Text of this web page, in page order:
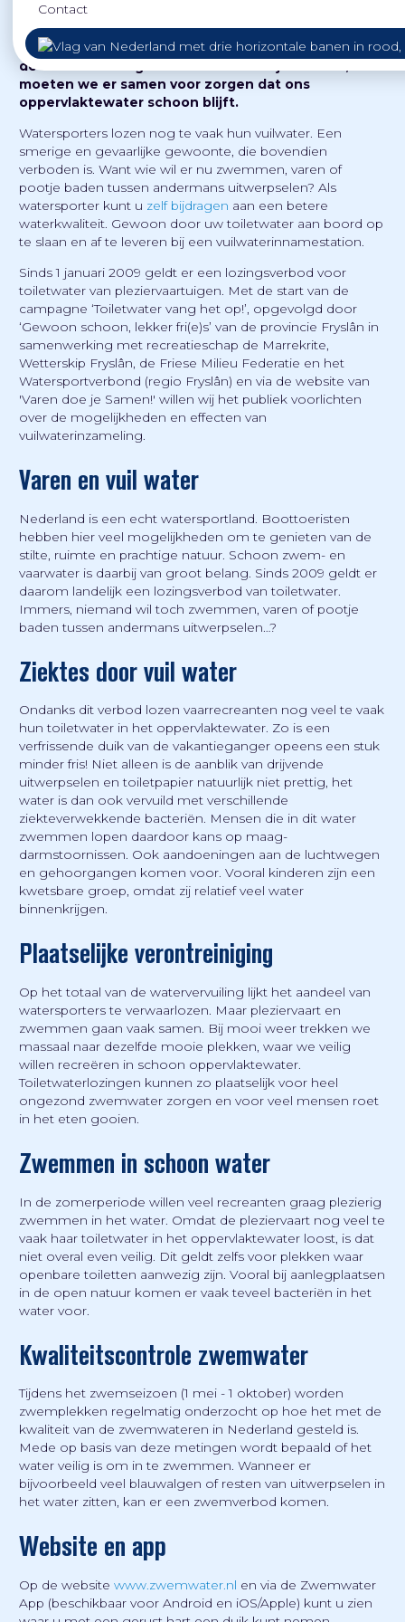
Contact
Wat is fijner dan tijdens het varen of zeilen over de
Nederlandse wateren, een verfrissende duik te
nemen op een warme zomerse dag? Om dit ook in
de toekomst zorgeloos te kunnen blijven doen,
moeten we er samen voor zorgen dat ons
oppervlaktewater schoon blijft.
Watersporters lozen nog te vaak hun vuilwater. Een
smerige en gevaarlijke gewoonte, die bovendien
verboden is. Want wie wil er nu zwemmen, varen of
pootje baden tussen andermans uitwerpselen? Als
watersporter kunt u zelf bijdragen aan een betere
waterkwaliteit. Gewoon door uw toiletwater aan boord op
te slaan en af te leveren bij een vuilwaterinnamestation.
Sinds 1 januari 2009 geldt er een lozingsverbod voor
toiletwater van pleziervaartuigen. Met de start van de
campagne ‘Toiletwater vang het op!’, opgevolgd door
‘Gewoon schoon, lekker fri(e)s’ van de provincie Fryslân in
samenwerking met recreatieschap de Marrekrite,
Wetterskip Fryslân, de Friese Milieu Federatie en het
Watersportverbond (regio Fryslân) en via de website van
'Varen doe je Samen!' willen wij het publiek voorlichten
over de mogelijkheden en effecten van
vuilwaterinzameling.
Varen en vuil water
Nederland is een echt watersportland. Boottoeristen
hebben hier veel mogelijkheden om te genieten van de
stilte, ruimte en prachtige natuur. Schoon zwem- en
vaarwater is daarbij van groot belang. Sinds 2009 geldt er
daarom landelijk een lozingsverbod van toiletwater.
Immers, niemand wil toch zwemmen, varen of pootje
baden tussen andermans uitwerpselen…?
Ziektes door vuil water
Ondanks dit verbod lozen vaarrecreanten nog veel te vaak
hun toiletwater in het oppervlaktewater. Zo is een
verfrissende duik van de vakantieganger opeens een stuk
minder fris! Niet alleen is de aanblik van drijvende
uitwerpselen en toiletpapier natuurlijk niet prettig, het
water is dan ook vervuild met verschillende
ziekteverwekkende bacteriën. Mensen die in dit water
zwemmen lopen daardoor kans op maag-
darmstoornissen. Ook aandoeningen aan de luchtwegen
en gehoorgangen komen voor. Vooral kinderen zijn een
kwetsbare groep, omdat zij relatief veel water
binnenkrijgen.
Plaatselijke verontreiniging
Op het totaal van de watervervuiling lijkt het aandeel van
watersporters te verwaarlozen. Maar pleziervaart en
zwemmen gaan vaak samen. Bij mooi weer trekken we
massaal naar dezelfde mooie plekken, waar we veilig
willen recreëren in schoon oppervlaktewater.
Toiletwaterlozingen kunnen zo plaatselijk voor heel
ongezond zwemwater zorgen en voor veel mensen roet
in het eten gooien.
Zwemmen in schoon water
In de zomerperiode willen veel recreanten graag plezierig
zwemmen in het water. Omdat de pleziervaart nog veel te
vaak haar toiletwater in het oppervlaktewater loost, is dat
niet overal even veilig. Dit geldt zelfs voor plekken waar
openbare toiletten aanwezig zijn. Vooral bij aanlegplaatsen
in de open natuur komen er vaak teveel bacteriën in het
water voor.
Kwaliteitscontrole zwemwater
Tijdens het zwemseizoen (1 mei - 1 oktober) worden
zwemplekken regelmatig onderzocht op hoe het met de
kwaliteit van de zwemwateren in Nederland gesteld is.
Mede op basis van deze metingen wordt bepaald of het
water veilig is om in te zwemmen. Wanneer er
bijvoorbeeld veel blauwalgen of resten van uitwerpselen in
het water zitten, kan er een zwemverbod komen.
Website en app
Op de website www.zwemwater.nl en via de Zwemwater
App (beschikbaar voor Android en iOS/Apple) kunt u zien